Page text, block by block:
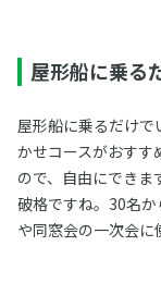
屋形船に乗る
屋形船に乗るだけ
かせコースがおすす
ので、自由にでき
破格ですね。30名
や同窓会の一次会に